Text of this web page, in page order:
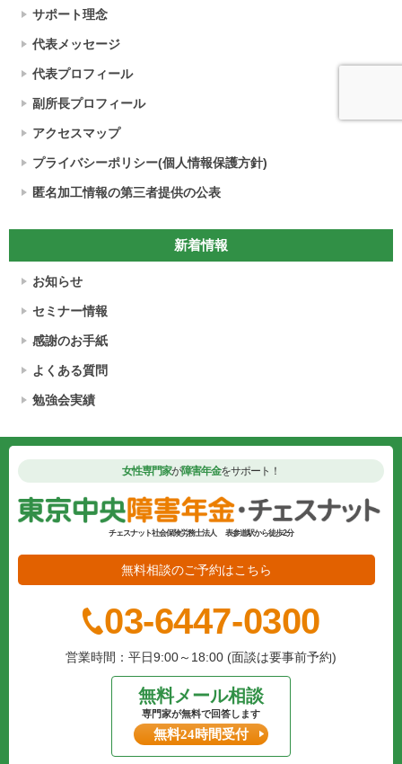
サポート理念
代表メッセージ
代表プロフィール
副所長プロフィール
アクセスマップ
プライバシーポリシー(個人情報保護方針)
匿名加工情報の第三者提供の公表
新着情報
お知らせ
セミナー情報
感謝のお手紙
よくある質問
勉強会実績
女性専門家が障害年金をサポート！
チェスナット社会保険労務士法人 表参道駅から徒歩2分
無料相談のご予約はこちら
03-6447-0300
営業時間：平日9:00～18:00 (面談は要事前予約)
無料メール相談
専門家が無料で回答します
無料24時間受付